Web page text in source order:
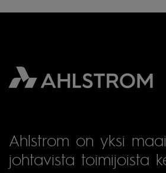
Ahlstrom on yksi
johtavista toimijoista